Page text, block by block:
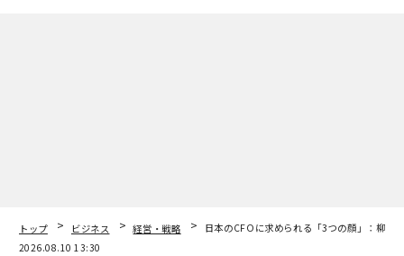
トップ ビジネス 経営・戦略
日本のCFOに求められる「3つの顔」：柳良平
2026.08.10 13:30